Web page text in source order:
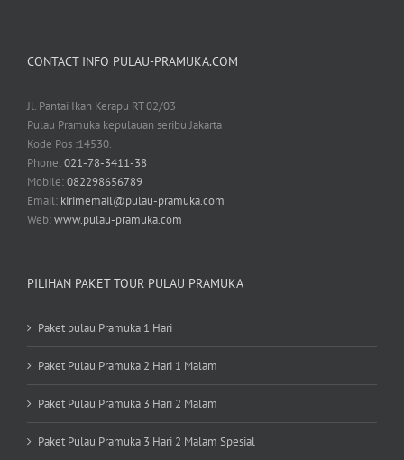
CONTACT INFO PULAU-PRAMUKA.COM
Jl. Pantai Ikan Kerapu RT 02/03
Pulau Pramuka kepulauan seribu Jakarta
Kode Pos :14530.
Phone:021-78-3411-38
Mobile:082298656789
Email: kirimemail@pulau-pramuka.com
Web:www.pulau-pramuka.com
PILIHAN PAKET TOUR PULAU PRAMUKA
Paket pulau Pramuka 1 Hari
Paket Pulau Pramuka 2 Hari 1 Malam
Paket Pulau Pramuka 3 Hari 2 Malam
Paket Pulau Pramuka 3 Hari 2 Malam Spesial